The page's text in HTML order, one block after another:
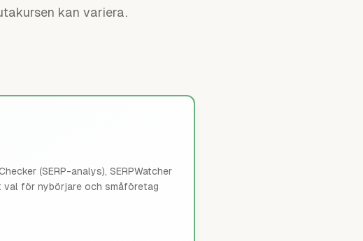
kan variera.
(SERP-analys), SERPWatcher
val för nybörjare och småföretag